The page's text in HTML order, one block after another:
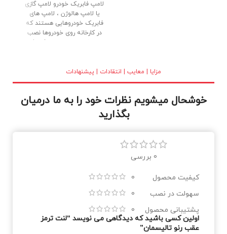
لامپ فابریک خودرو لامپ گازی
یا لامپ هالوژن ، لامپ های
فابریک خودروهایی هستند که
در کارخانه روی خودروها نصب
می شوند. لامپ های فابریک
بازار عرضه شده اند. نور خوب و
طول عمر بالا از دلایل استقبال
مزایا | معایب | انتقادات | پیشنهادات
خوشحال میشویم نظرات خود را به ما درمیان
بگذارید
0 بررسی
کیفیت محصول
0
سهولت در نصب
0
پشتیبانی محصول
0
اولین کسی باشید که دیدگاهی می نویسد “لنت ترمز
عقب رنو تالیسمان”